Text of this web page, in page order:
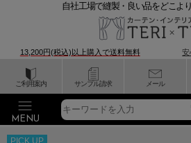
ご利用案内 サンプル請求 メール
自社工場で縫製・良い品をどこよ
13,200円(税込)以上購入で送料無料 安
PICK UP